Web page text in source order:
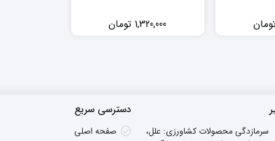
1,320,000 تومان
سرمازدگی محصولات کشاورزی: علل،
دسترسی سریع
صفحه اصلی